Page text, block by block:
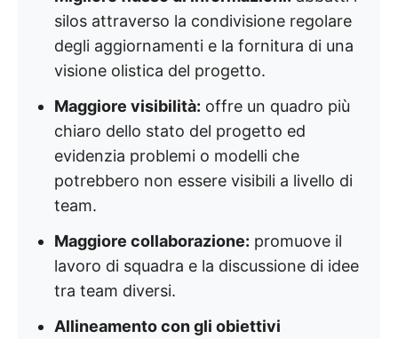
silos attraverso la condivisione regolare
degli aggiornamenti e la fornitura di una
visione olistica del progetto.
Maggiore visibilità: offre un quadro più
chiaro dello stato del progetto ed
evidenzia problemi o modelli che
potrebbero non essere visibili a livello di
team.
Maggiore collaborazione: promuove il
lavoro di squadra e la discussione di idee
tra team diversi.
Allineamento con gli obiettivi